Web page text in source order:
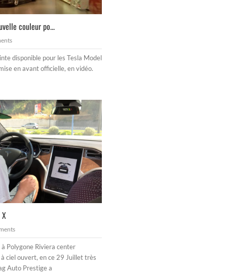
couleur po...
disponible pour les Tesla Model
en avant officielle, en vidéo.
Polygone Riviera center
ciel ouvert, en ce 29 Juillet très
Auto Prestige a